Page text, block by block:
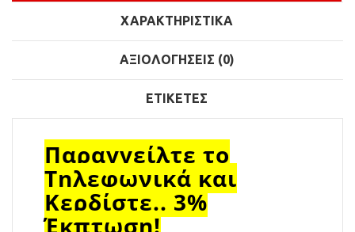
ΧΑΡΑΚΤΗΡΙΣΤΙΚΆ
ΑΞΙΟΛΟΓΉΣΕΙΣ (0)
ΕΤΙΚΈΤΕΣ
Παραγγείλτε το
Τηλεφωνικά και
Κερδίστε.. 3%
Έκπτωση!